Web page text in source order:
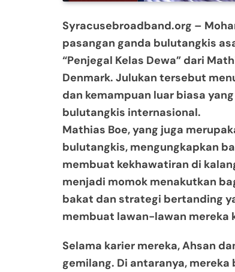
Syracusebroadband.org –
pasangan ganda bulutangkis
“Penjegal Kelas Dewa” dari
Denmark. Julukan tersebut
dan kemampuan luar biasa
bulutangkis internasional.
Mathias Boe, yang juga
bulutangkis, mengungkapkan
membuat kekhawatiran di
menjadi momok menakutkan
bakat dan strategi bertanding
membuat lawan-lawan mereka
Selama karier mereka, Ahsan
gemilang. Di antaranya,